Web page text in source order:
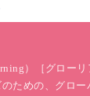
）［グロー
ための、グロ